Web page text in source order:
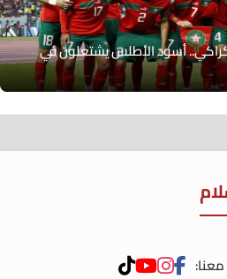
أسود الأطلس يشتعلون في